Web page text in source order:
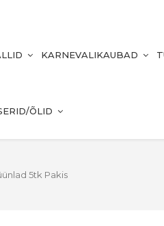
KARNEVALIKAUBAD
ÕLID
5tk Pakis